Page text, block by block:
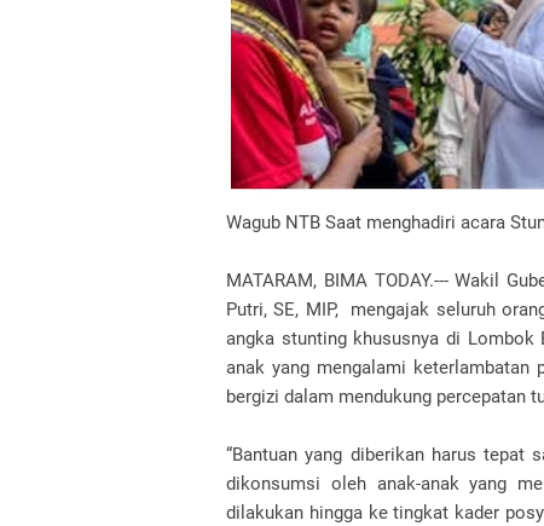
Wagub NTB Saat menghadiri acara
MATARAM, BIMA TODAY.--- Wakil
Putri, SE, MIP, mengajak seluruh
angka stunting khususnya di Lombok
anak yang mengalami keterlambatan
bergizi dalam mendukung percepatan
“Bantuan yang diberikan harus tepat
dikonsumsi oleh anak-anak yang
dilakukan hingga ke tingkat kader